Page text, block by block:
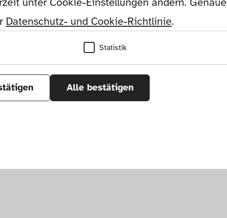
Datenschutz- und Cookie-Richtlinie.
Statistik
Alle bestätigen